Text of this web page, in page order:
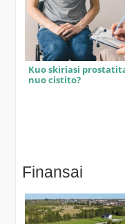
Kuo skiriasi
nuo cistito?
Finansai